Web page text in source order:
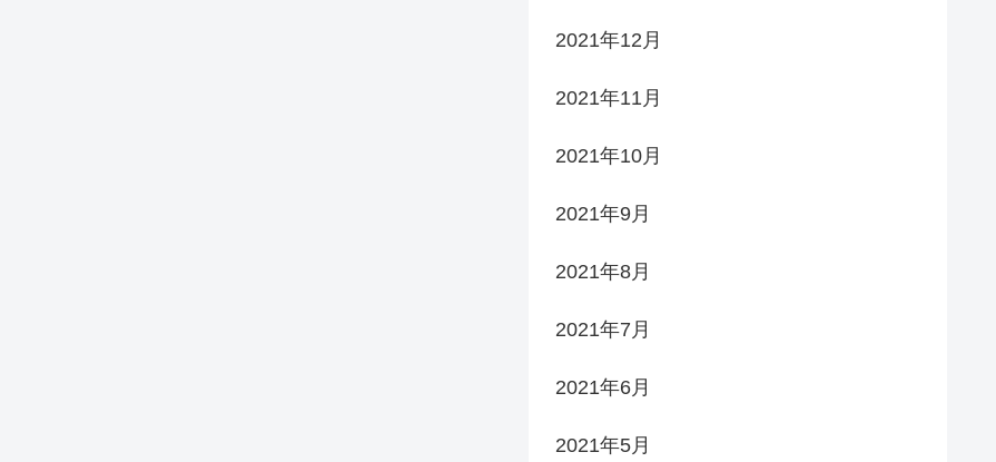
2021年12月
2021年11月
2021年10月
2021年9月
2021年8月
2021年7月
2021年6月
2021年5月